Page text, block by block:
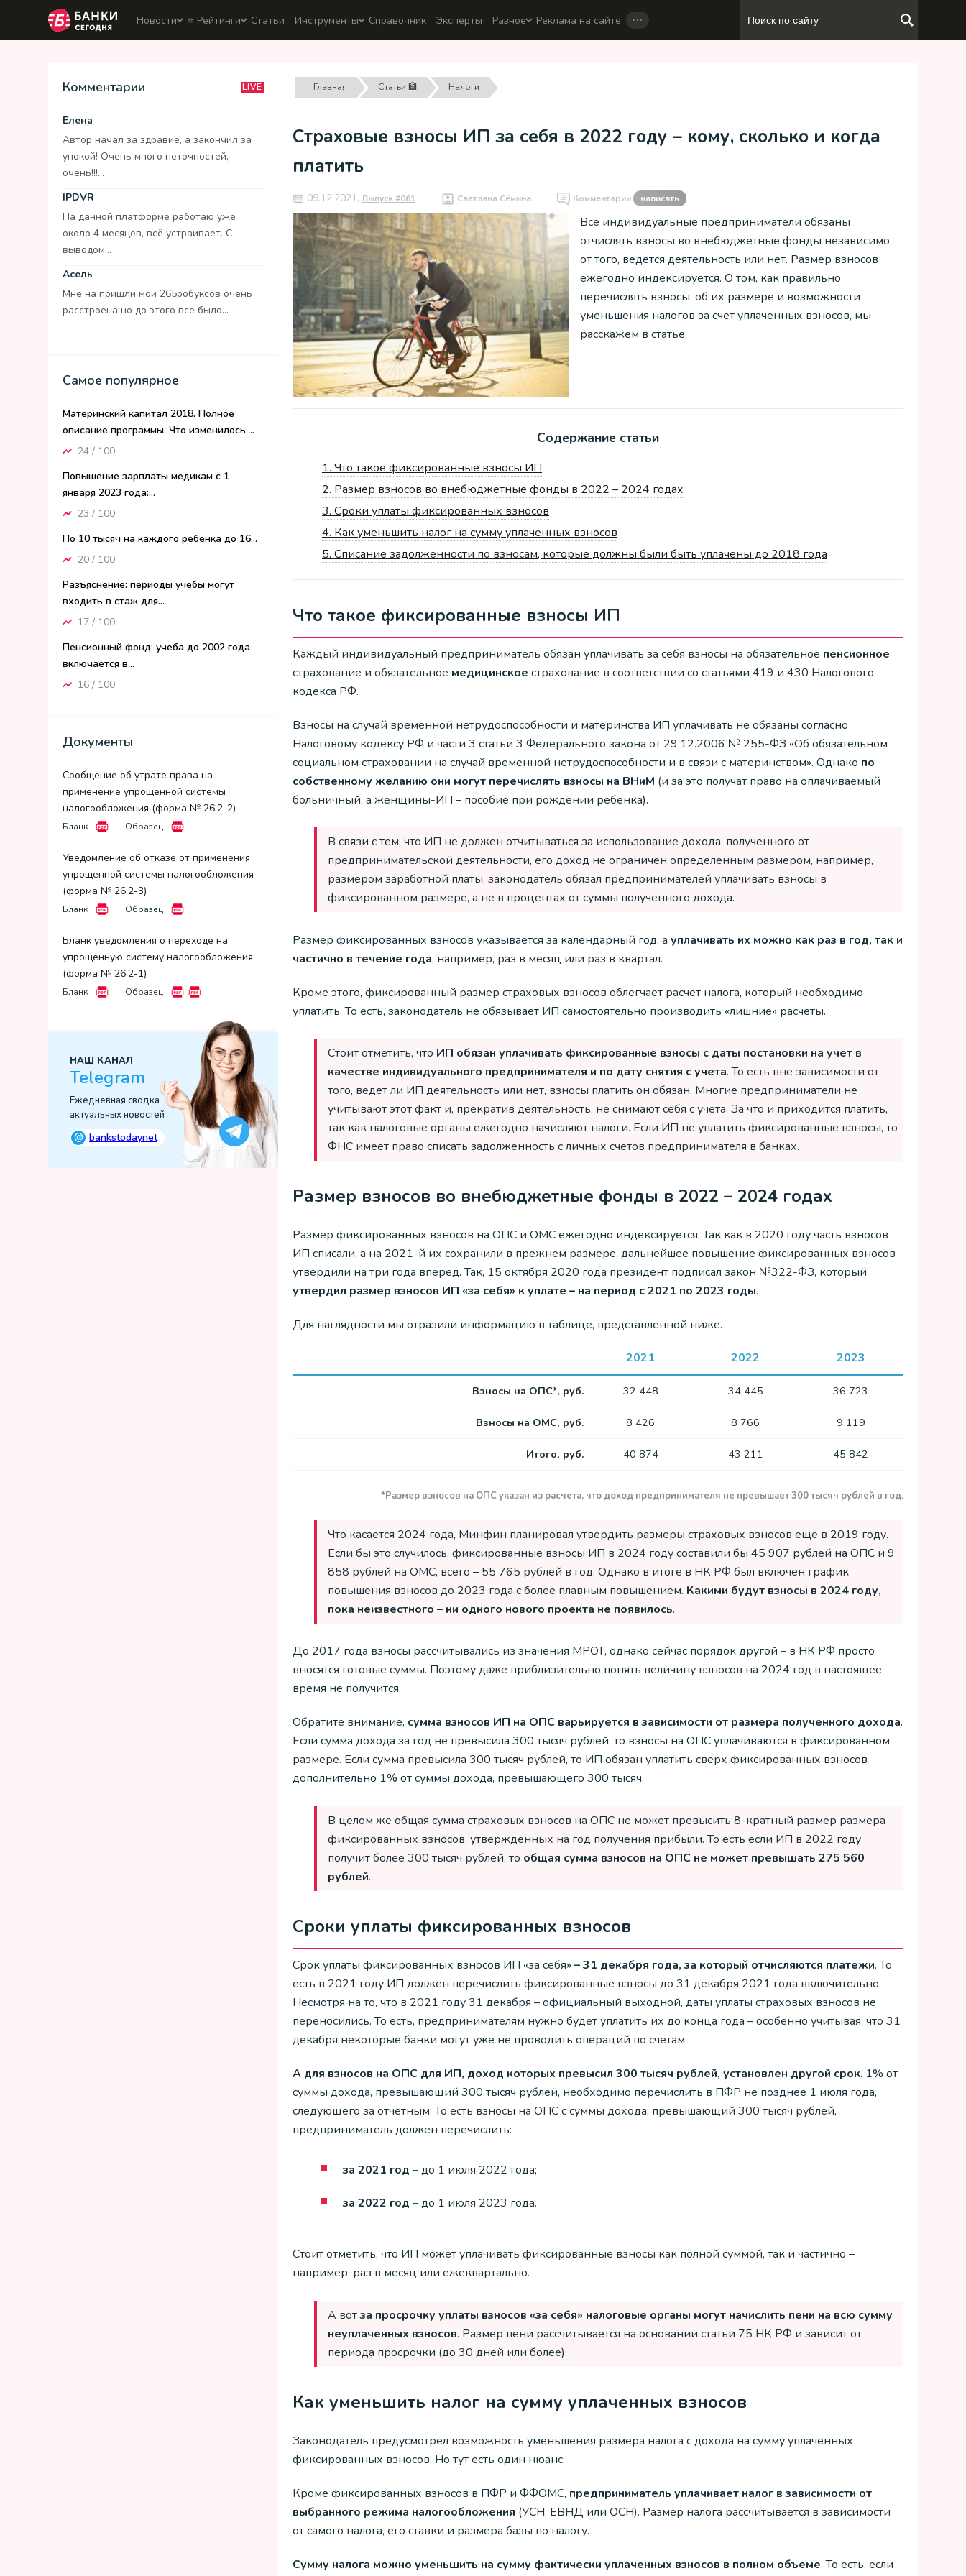
Новости ⭐️ Рейтинги Статьи Инструменты Справочник Эксперты Разное Реклама на сайте …
Комментарии LIVE
Елена
Автор начал за здравие, а закончил за
упокой! Очень много неточностей,
очень!!!...
IPDVR
На данной платформе работаю уже
около 4 месяцев, всё устраивает. С
выводом...
Асель
Мне на пришли мои 265робуксов очень
расстроена но до этого все было...
Самое популярное
Материнский капитал 2018. Полное
описание программы. Что изменилось,...
24 / 100
Повышение зарплаты медикам с 1
января 2023 года:...
23 / 100
По 10 тысяч на каждого ребенка до 16...
20 / 100
Разъяснение: периоды учебы могут
входить в стаж для...
17 / 100
Пенсионный фонд: учеба до 2002 года
включается в...
16 / 100
Документы
Сообщение об утрате права на
применение упрощенной системы
налогообложения (форма № 26.2-2)
Бланк Образец
Уведомление об отказе от применения
упрощенной системы налогообложения
(форма № 26.2-3)
Бланк Образец
Бланк уведомления о переходе на
упрощенную систему налогообложения
(форма № 26.2-1)
Бланк Образец
НАШ КАНАЛ
Telegram
Ежедневная сводка
актуальных новостей
@ bankstodaynet
Главная Статьи 🏦 Налоги
Страховые взносы ИП за себя в 2022 году – кому, сколько и когда
платить
09.12.2021, Выпуск #061 Светлана Сёмина Комментарии написать
Все индивидуальные предприниматели обязаны
отчислять взносы во внебюджетные фонды независимо
от того, ведется деятельность или нет. Размер взносов
ежегодно индексируется. О том, как правильно
перечислять взносы, об их размере и возможности
уменьшения налогов за счет уплаченных взносов, мы
расскажем в статье.
Содержание статьи
1. Что такое фиксированные взносы ИП
2. Размер взносов во внебюджетные фонды в 2022 – 2024 годах
3. Сроки уплаты фиксированных взносов
4. Как уменьшить налог на сумму уплаченных взносов
5. Списание задолженности по взносам, которые должны были быть уплачены до 2018 года
Что такое фиксированные взносы ИП
Каждый индивидуальный предприниматель обязан уплачивать за себя взносы на обязательное пенсионное
страхование и обязательное медицинское страхование в соответствии со статьями 419 и 430 Налогового
кодекса РФ.
Взносы на случай временной нетрудоспособности и материнства ИП уплачивать не обязаны согласно
Налоговому кодексу РФ и части 3 статьи 3 Федерального закона от 29.12.2006 № 255-ФЗ «Об обязательном
социальном страховании на случай временной нетрудоспособности и в связи с материнством». Однако по
собственному желанию они могут перечислять взносы на ВНиМ (и за это получат право на оплачиваемый
больничный, а женщины-ИП – пособие при рождении ребенка).
В связи с тем, что ИП не должен отчитываться за использование дохода, полученного от
предпринимательской деятельности, его доход не ограничен определенным размером, например,
размером заработной платы, законодатель обязал предпринимателей уплачивать взносы в
фиксированном размере, а не в процентах от суммы полученного дохода.
Размер фиксированных взносов указывается за календарный год, а уплачивать их можно как раз в год, так и
частично в течение года, например, раз в месяц или раз в квартал.
Кроме этого, фиксированный размер страховых взносов облегчает расчет налога, который необходимо
уплатить. То есть, законодатель не обязывает ИП самостоятельно производить «лишние» расчеты.
Стоит отметить, что ИП обязан уплачивать фиксированные взносы с даты постановки на учет в
качестве индивидуального предпринимателя и по дату снятия с учета. То есть вне зависимости от
того, ведет ли ИП деятельность или нет, взносы платить он обязан. Многие предприниматели не
учитывают этот факт и, прекратив деятельность, не снимают себя с учета. За что и приходится платить,
так как налоговые органы ежегодно начисляют налоги. Если ИП не уплатить фиксированные взносы, то
ФНС имеет право списать задолженность с личных счетов предпринимателя в банках.
Размер взносов во внебюджетные фонды в 2022 – 2024 годах
Размер фиксированных взносов на ОПС и ОМС ежегодно индексируется. Так как в 2020 году часть взносов
ИП списали, а на 2021-й их сохранили в прежнем размере, дальнейшее повышение фиксированных взносов
утвердили на три года вперед. Так, 15 октября 2020 года президент подписал закон №322-ФЗ, который
утвердил размер взносов ИП «за себя» к уплате – на период с 2021 по 2023 годы.
Для наглядности мы отразили информацию в таблице, представленной ниже.
2021 2022 2023
Взносы на ОПС*, руб. 32 448 34 445 36 723
Взносы на ОМС, руб. 8 426 8 766 9 119
Итого, руб. 40 874 43 211 45 842
*Размер взносов на ОПС указан из расчета, что доход предпринимателя не превышает 300 тысяч рублей в год.
Что касается 2024 года, Минфин планировал утвердить размеры страховых взносов еще в 2019 году.
Если бы это случилось, фиксированные взносы ИП в 2024 году составили бы 45 907 рублей на ОПС и 9
858 рублей на ОМС, всего – 55 765 рублей в год. Однако в итоге в НК РФ был включен график
повышения взносов до 2023 года с более плавным повышением. Какими будут взносы в 2024 году,
пока неизвестного – ни одного нового проекта не появилось.
До 2017 года взносы рассчитывались из значения МРОТ, однако сейчас порядок другой – в НК РФ просто
вносятся готовые суммы. Поэтому даже приблизительно понять величину взносов на 2024 год в настоящее
время не получится.
Обратите внимание, сумма взносов ИП на ОПС варьируется в зависимости от размера полученного дохода.
Если сумма дохода за год не превысила 300 тысяч рублей, то взносы на ОПС уплачиваются в фиксированном
размере. Если сумма превысила 300 тысяч рублей, то ИП обязан уплатить сверх фиксированных взносов
дополнительно 1% от суммы дохода, превышающего 300 тысяч.
В целом же общая сумма страховых взносов на ОПС не может превысить 8-кратный размер размера
фиксированных взносов, утвержденных на год получения прибыли. То есть если ИП в 2022 году
получит более 300 тысяч рублей, то общая сумма взносов на ОПС не может превышать 275 560
рублей.
Сроки уплаты фиксированных взносов
Срок уплаты фиксированных взносов ИП «за себя» – 31 декабря года, за который отчисляются платежи. То
есть в 2021 году ИП должен перечислить фиксированные взносы до 31 декабря 2021 года включительно.
Несмотря на то, что в 2021 году 31 декабря – официальный выходной, даты уплаты страховых взносов не
переносились. То есть, предпринимателям нужно будет уплатить их до конца года – особенно учитывая, что 31
декабря некоторые банки могут уже не проводить операций по счетам.
А для взносов на ОПС для ИП, доход которых превысил 300 тысяч рублей, установлен другой срок. 1% от
суммы дохода, превышающий 300 тысяч рублей, необходимо перечислить в ПФР не позднее 1 июля года,
следующего за отчетным. То есть взносы на ОПС с суммы дохода, превышающий 300 тысяч рублей,
предприниматель должен перечислить:
за 2021 год – до 1 июля 2022 года;
за 2022 год – до 1 июля 2023 года.
Стоит отметить, что ИП может уплачивать фиксированные взносы как полной суммой, так и частично –
например, раз в месяц или ежеквартально.
А вотза просрочку уплаты взносов «за себя» налоговые органы могут начислить пени на всю сумму
неуплаченных взносов. Размер пени рассчитывается на основании статьи 75 НК РФ и зависит от
периода просрочки (до 30 дней или более).
Как уменьшить налог на сумму уплаченных взносов
Законодатель предусмотрел возможность уменьшения размера налога с дохода на сумму уплаченных
фиксированных взносов. Но тут есть один нюанс.
Кроме фиксированных взносов в ПФР и ФФОМС, предприниматель уплачивает налог в зависимости от
выбранного режима налогообложения (УСН, ЕВНД или ОСН). Размер налога рассчитывается в зависимости
от самого налога, его ставки и размера базы по налогу.
Сумму налога можно уменьшить на сумму фактически уплаченных взносов в полном объеме. То есть, если